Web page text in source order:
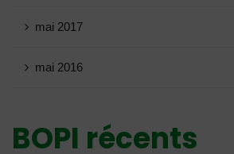
mai 2017
mai 2016
BOPI récents